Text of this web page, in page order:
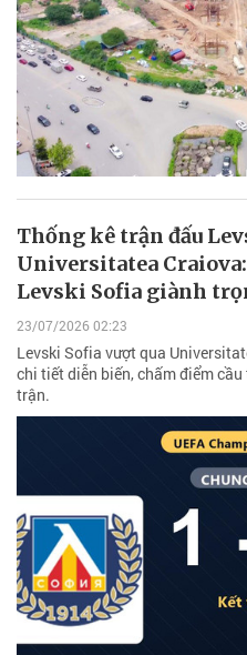
Thống kê trận đấu
Universitatea
Levski Sofia giành
23/07/2026 02:23
Levski Sofia vượt qua
chi tiết diễn biến, chấm điểm
trận.